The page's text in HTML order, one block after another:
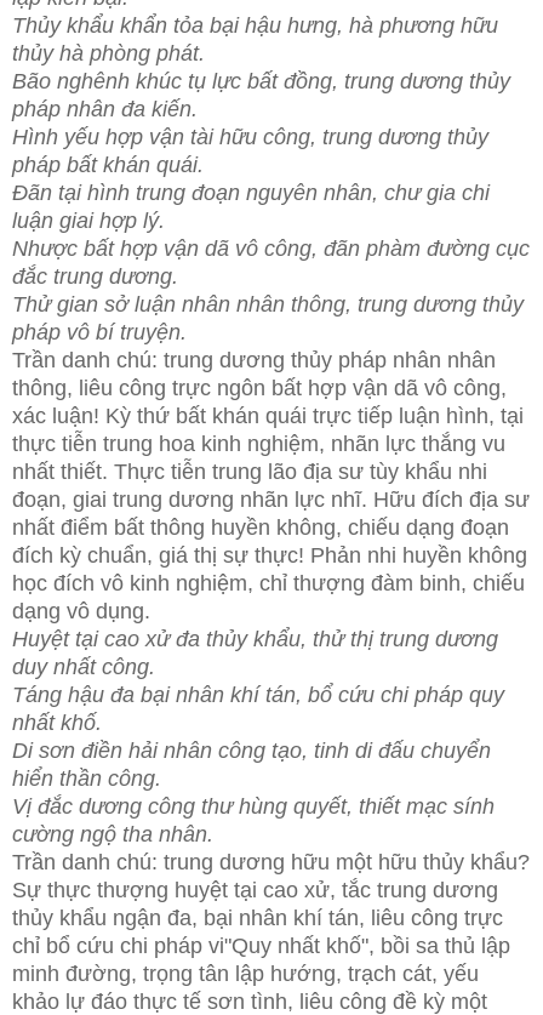
Thủy khẩu khẩn tỏa bại hậu hưng, hà phương hữu
thủy hà phòng phát.
Bão nghênh khúc tụ lực bất đồng, trung dương thủy
pháp nhân đa kiến.
Hình yếu hợp vận tài hữu công, trung dương thủy
pháp bất khán quái.
Đãn tại hình trung đoạn nguyên nhân, chư gia chi
luận giai hợp lý.
Nhược bất hợp vận dã vô công, đãn phàm đường cục
đắc trung dương.
Thử gian sở luận nhân nhân thông, trung dương thủy
pháp vô bí truyện.
Trần danh chú: trung dương thủy pháp nhân nhân
thông, liêu công trực ngôn bất hợp vận dã vô công,
xác luận! Kỳ thứ bất khán quái trực tiếp luận hình, tại
thực tiễn trung hoa kinh nghiệm, nhãn lực thắng vu
nhất thiết. Thực tiễn trung lão địa sư tùy khẩu nhi
đoạn, giai trung dương nhãn lực nhĩ. Hữu đích địa sư
nhất điểm bất thông huyền không, chiếu dạng đoạn
đích kỳ chuẩn, giá thị sự thực! Phản nhi huyền không
học đích vô kinh nghiệm, chỉ thượng đàm binh, chiếu
dạng vô dụng.
Huyệt tại cao xử đa thủy khẩu, thử thị trung dương
duy nhất công.
Táng hậu đa bại nhân khí tán, bổ cứu chi pháp quy
nhất khố.
Di sơn điền hải nhân công tạo, tinh di đấu chuyển
hiển thần công.
Vị đắc dương công thư hùng quyết, thiết mạc sính
cường ngộ tha nhân.
Trần danh chú: trung dương hữu một hữu thủy khẩu?
Sự thực thượng huyệt tại cao xử, tắc trung dương
thủy khẩu ngận đa, bại nhân khí tán, liêu công trực
chỉ bổ cứu chi pháp vi"Quy nhất khố", bồi sa thủ lập
minh đường, trọng tân lập hướng, trạch cát, yếu
khảo lự đáo thực tế sơn tình, liêu công đề kỳ một